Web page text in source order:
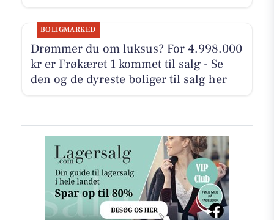
BOLIGMARKED
Drømmer du om luksus? For 4.998.000
kr er Frøkæret 1 kommet til salg - Se
den og de dyreste boliger til salg her